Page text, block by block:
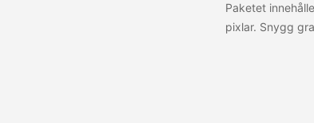
Paketet
pixlar. Snygg